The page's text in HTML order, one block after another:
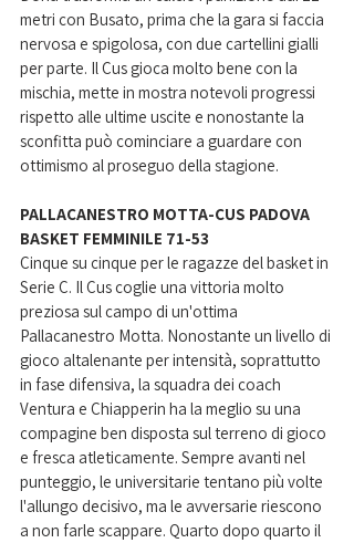
metri con Busato, prima che la gara si faccia
nervosa e spigolosa, con due cartellini gialli
per parte. Il Cus gioca molto bene con la
mischia, mette in mostra notevoli progressi
rispetto alle ultime uscite e nonostante la
sconfitta può cominciare a guardare con
ottimismo al proseguo della stagione.
PALLACANESTRO MOTTA-CUS PADOVA
BASKET FEMMINILE 71-53
Cinque su cinque per le ragazze del basket in
Serie C. Il Cus coglie una vittoria molto
preziosa sul campo di un'ottima
Pallacanestro Motta. Nonostante un livello di
gioco altalenante per intensità, soprattutto
in fase difensiva, la squadra dei coach
Ventura e Chiapperin ha la meglio su una
compagine ben disposta sul terreno di gioco
e fresca atleticamente. Sempre avanti nel
punteggio, le universitarie tentano più volte
l'allungo decisivo, ma le avversarie riescono
a non farle scappare. Quarto dopo quarto il